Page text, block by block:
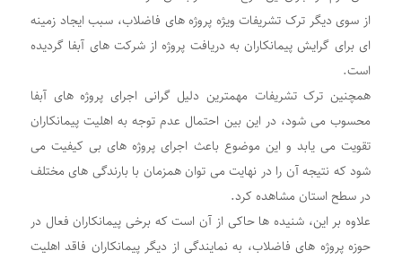
از سوی دیگر ترک تشریفات ویژه پروژه های فاضلاب، سبب ایجاد زمینه
ای برای گرایش پیمانکاران به دریافت پروژه از شرکت های آبفا گردیده
است.
همچنین ترک تشریفات مهمترین دلیل گرانی اجرای پروژه های آبفا
محسوب می شود، در این بین احتمال عدم توجه به اهلیت پیمانکاران
تقویت می یابد و این موضوع باعث اجرای پروژه های بی کیفیت می
شود که نتیجه آن را در نهایت می توان همزمان با بارندگی های مختلف
در سطح استان مشاهده کرد.
علاوه بر این، شنیده ها حاکی از آن است که برخی پیمانکاران فعال در
حوزه پروژه های فاضلاب، به نمایندگی از دیگر پیمانکاران فاقد اهلیت